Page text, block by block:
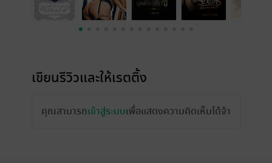
เขียนรีวิวและให้เรตติ้ง
คุณสามารถเข้าสู่ระบบเพื่อแสดงความคิดเห็นได้จ้า